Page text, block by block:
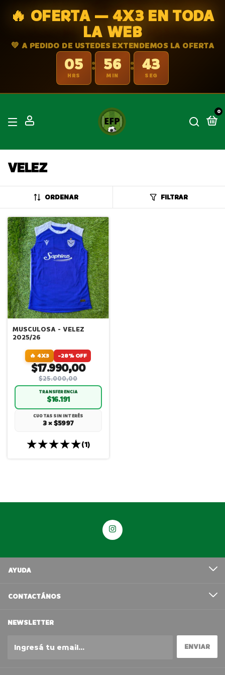
🔥 OFERTA — 4X3 EN TODA
LA WEB
💚 A PEDIDO DE USTEDES EXTENDEMOS LA OFERTA
05
HRS
: 56
MIN
: 42
SEG
0
VELEZ
ORDENAR FILTRAR
MUSCULOSA - VELEZ
2025/26
🔥 4X3 -28% OFF
$17.990,00
$25.000,00
TRANSFERENCIA
$16.191
CUOTAS SIN INTERÉS
3 × $5997
(1)
AYUDA
CONTACTÁNOS
NEWSLETTER